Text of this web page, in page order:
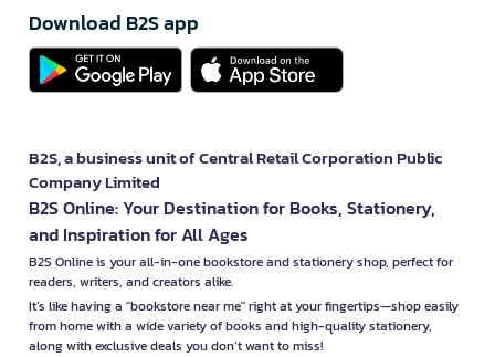
Download B2S app
B2S, a business unit of Central Retail Corporation Public
Company Limited
B2S Online: Your Destination for Books, Stationery,
and Inspiration for All Ages
B2S Online is your all-in-one bookstore and stationery shop, perfect for
readers, writers, and creators alike.
It’s like having a "bookstore near me" right at your fingertips—shop easily
from home with a wide variety of books and high-quality stationery,
along with exclusive deals you don’t want to miss!